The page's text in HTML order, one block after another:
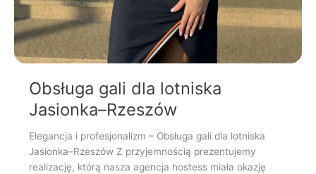
Obsługa gali dla lotniska
Jasionka–Rzeszów
Elegancja i profesjonalizm – Obsługa gali dla lotniska
Jasionka–Rzeszów Z przyjemnością prezentujemy
realizację, którą nasza agencja hostess miała okazję